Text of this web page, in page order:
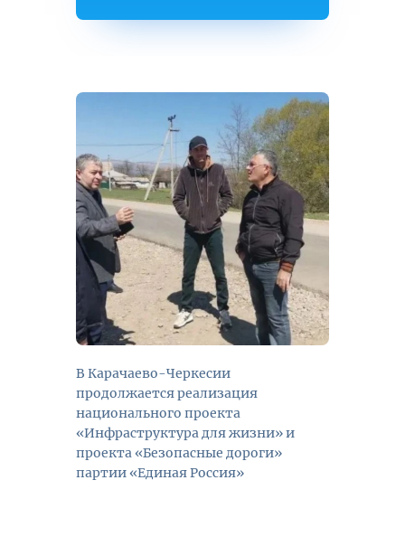
В Карачаево-Черкесии
продолжается реализация
национального проекта
«Инфраструктура для жизни» и
проекта «Безопасные дороги»
партии «Единая Россия»